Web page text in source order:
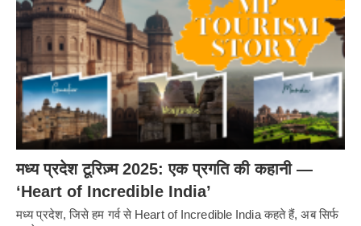
मध्य प्रदेश टूरिज़्म 2025: एक प्रगति की कहानी —
‘Heart of Incredible India’
मध्य प्रदेश, जिसे हम गर्व से Heart of Incredible India कहते हैं, अब सिर्फ